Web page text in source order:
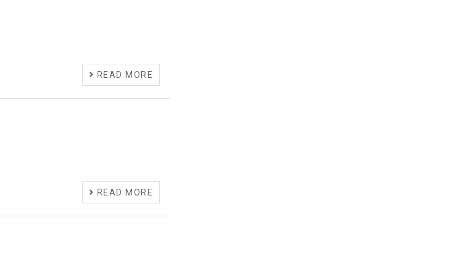
READ MORE
READ MORE